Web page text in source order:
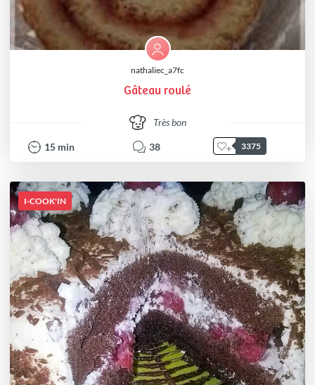
nathaliec_a7fc
Gâteau roulé
Très bon
15 min 38 3375
I-COOK'IN